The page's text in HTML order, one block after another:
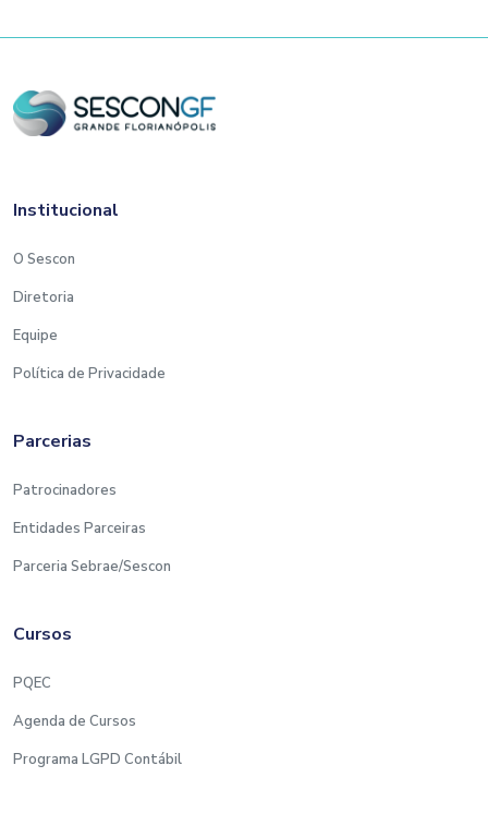
Institucional
O Sescon
Diretoria
Equipe
Política de Privacidade
Parcerias
Patrocinadores
Entidades Parceiras
Parceria Sebrae/Sescon
Cursos
PQEC
Agenda de Cursos
Programa LGPD Contábil